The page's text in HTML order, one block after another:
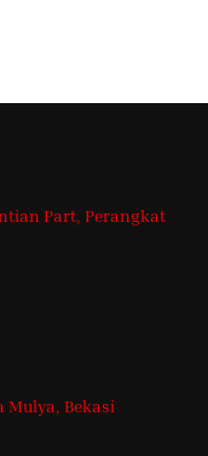
Part, Perangkat
Mulya, Bekasi